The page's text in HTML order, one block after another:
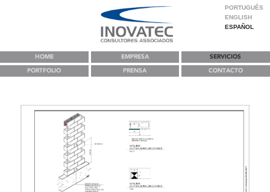
PORTUGUÊS
ENGLISH
ESPAÑOL
HOME EMPRESA
SERVICIOS
PORTFOLIO
PRENSA CONTACTO